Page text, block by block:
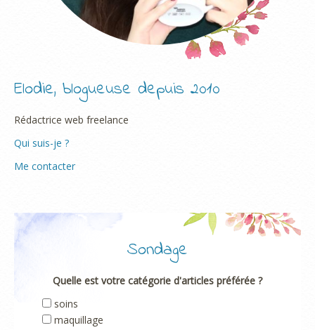
Elodie, blogueuse depuis 2010
Rédactrice web freelance
Qui suis-je ?
Me contacter
Sondage
Quelle est votre catégorie d'articles préférée ?
soins
maquillage